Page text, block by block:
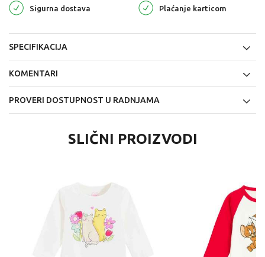
Sigurna dostava Plaćanje karticom
SPECIFIKACIJA
KOMENTARI
PROVERI DOSTUPNOST U RADNJAMA
SLIČNI PROIZVODI